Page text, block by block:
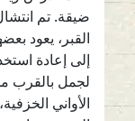
ضيقة. تم
القبر، يعود
إلى إعادة
لجمل بالقرب
الأواني